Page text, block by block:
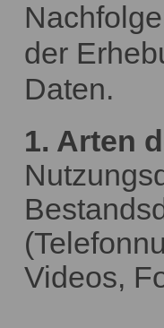
der
Daten.
1. Arten
Videos,